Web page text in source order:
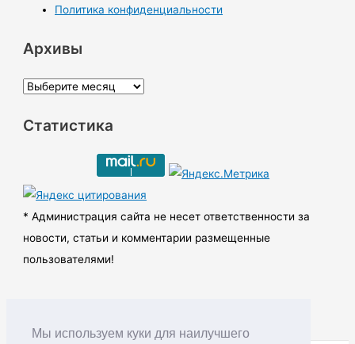
Мы используем куки для наилучшего
Политика конфиденциальности
Архивы
А
х
ы
Статистика
* Администрация сайта не несет ответственности за
новости, статьи и комментарии размещенные
пользователями!